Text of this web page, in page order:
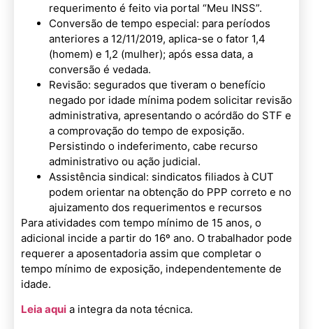
requerimento é feito via portal “Meu INSS”.
Conversão de tempo especial: para períodos
anteriores a 12/11/2019, aplica-se o fator 1,4
(homem) e 1,2 (mulher); após essa data, a
conversão é vedada.
Revisão: segurados que tiveram o benefício
negado por idade mínima podem solicitar revisão
administrativa, apresentando o acórdão do STF e
a comprovação do tempo de exposição.
Persistindo o indeferimento, cabe recurso
administrativo ou ação judicial.
Assistência sindical: sindicatos filiados à CUT
podem orientar na obtenção do PPP correto e no
ajuizamento dos requerimentos e recursos
Para atividades com tempo mínimo de 15 anos, o
adicional incide a partir do 16º ano. O trabalhador pode
requerer a aposentadoria assim que completar o
tempo mínimo de exposição, independentemente de
idade.
Leia aqui a integra da nota técnica.